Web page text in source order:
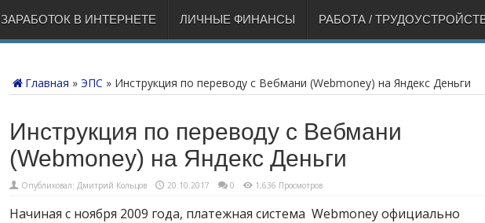
ЗАРАБОТОК В ИНТЕРНЕТЕ ЛИЧНЫЕ ФИНАНСЫ РАБОТА /
Главная » ЭПС » Инструкция по переводу с Вебмани (Webmoney) на Яндекс Деньги
Инструкция по переводу с Вебмани
(Webmoney) на Яндекс Деньги
Опубликовал: Дмитрий Кольцов 20.10.2017 0 1,636 Просмотров
Начиная с ноября 2009 года, платежная система Webmoney официально